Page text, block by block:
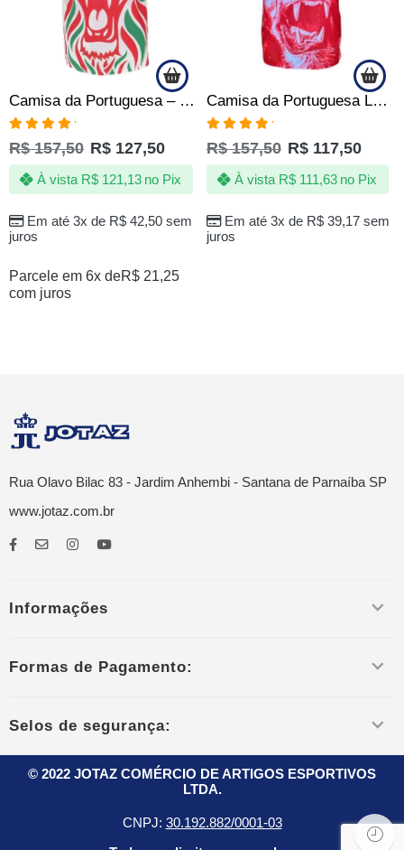
Camisa da Portuguesa – Jotaz – Rei das selvas – Masculino
Avaliação
5.00de 5
R$157,50 R$ 127,50
Em até 3x de R$42,50sem
juros
À vista R$121,13 no Pix
Parcele em 6x deR$ 21,25
com juros
Camisa da Portuguesa Lusa – Jotaz – A fera do Canindé – Masculino
Avaliação
5.00de 5
R$157,50 R$ 117,50
Em até 3x de R$39,17sem
juros
À vista R$111,63 no Pix
Rua Olavo Bilac 83 - Jardim Anhembi - Santana de Parnaíba SP
www.jotaz.com.br
Informações
Formas de Pagamento:
Selos de segurança:
© 2022 JOTAZ COMÉRCIO DE ARTIGOS ESPORTIVOS
LTDA.
CNPJ: 30.192.882/0001-03